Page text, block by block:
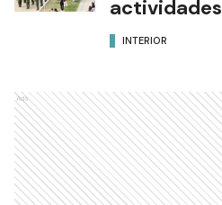
actividades
INTERIOR
Ads